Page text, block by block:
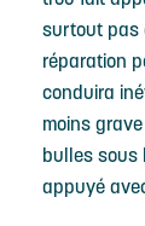
surtout pas
réparation
conduira
moins
bulles sous
appuyé